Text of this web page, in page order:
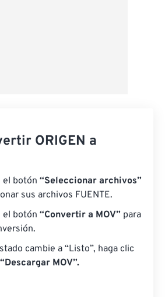
ORIGEN a
el botón “Seleccionar archivos”
sus archivos FUENTE.
el botón “Convertir a MOV” para
cambie a “Listo”, haga clic
“Descargar MOV”.